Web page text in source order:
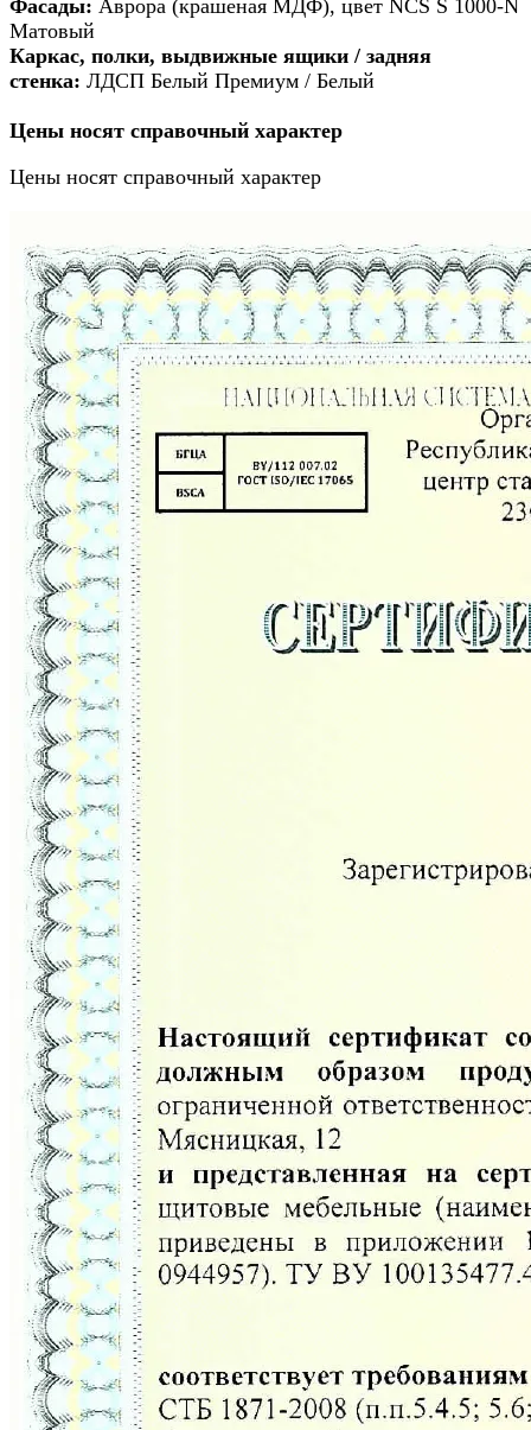
Фасады: Аврора (крашеная МДФ), цвет NCS S 1000-N
Матовый
Каркас, полки, выдвижные ящики / задняя
стенка: ЛДСП Белый Премиум / Белый
Цены носят справочный характер
Цены носят справочный характер